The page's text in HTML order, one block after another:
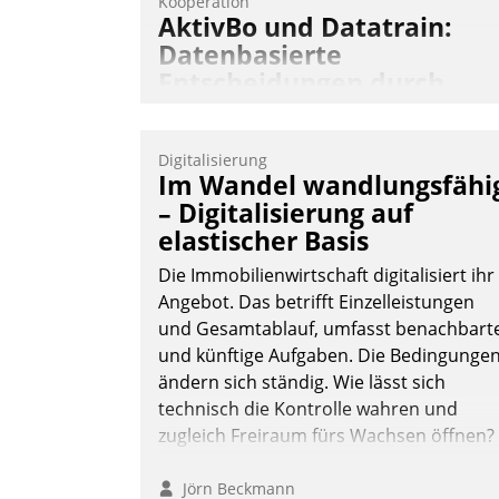
AktivBo und Datatrain:
Datenbasierte
AktivBo und Datatrain kooperieren –
Immobilienunternehmen profitieren:
nahtlose Integration der Lösungen von
AktivBo und Datatrain ermöglicht
automatisiert ausgelöste, zielgerichtete
Mieterbefragungen – eine starke
Grundlage für intelligente,
Entscheidungen.
Digitalisierung
Im Wandel
– Digitalisierung auf
elastischer Basis
Die Immobilienwirtschaft digitalisiert ihr
Angebot. Das betrifft Einzelleistungen
und Gesamtablauf, umfasst
und künftige Aufgaben. Die Bedingungen
ändern sich ständig. Wie lässt sich
technisch die Kontrolle wahren und
zugleich Freiraum fürs Wachsen öffnen?
Jörn Beckmann